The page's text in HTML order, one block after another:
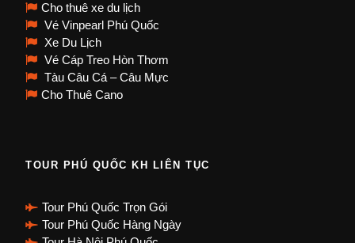
Cho thuê xe du lịch
Vé Vinpearl Phú Quốc
Xe Du Lịch
Vé Cáp Treo Hòn Thơm
Tàu Câu Cá – Câu Mực
Cho Thuê Cano
TOUR PHÚ QUỐC KH LIÊN TỤC
Tour Phú Quốc Trọn Gói
Tour Phú Quốc Hàng Ngày